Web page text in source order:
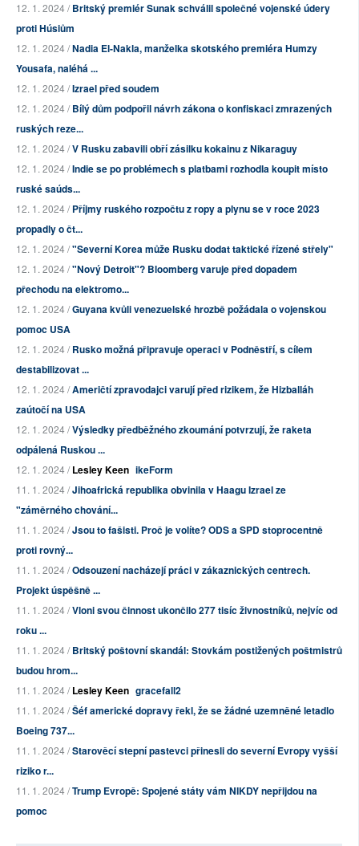
12. 1. 2024 /Britský premiér Sunak schválil společné vojenské údery
proti Húsiům
12. 1. 2024 /Nadia El-Nakla, manželka skotského premiéra Humzy
Yousafa, naléhá ...
12. 1. 2024 /Izrael před soudem
12. 1. 2024 /Bílý dům podpořil návrh zákona o konfiskaci zmrazených
ruských reze...
12. 1. 2024 /V Rusku zabavili obří zásilku kokainu z Nikaraguy
12. 1. 2024 /Indie se po problémech s platbami rozhodla koupit místo
ruské saúds...
12. 1. 2024 /Příjmy ruského rozpočtu z ropy a plynu se v roce 2023
propadly o čt...
12. 1. 2024 /"Severní Korea může Rusku dodat taktické řízené střely"
12. 1. 2024 /"Nový Detroit"? Bloomberg varuje před dopadem
přechodu na elektromo...
12. 1. 2024 /Guyana kvůli venezuelské hrozbě požádala o vojenskou
pomoc USA
12. 1. 2024 /Rusko možná připravuje operaci v Podněstří, s cílem
destabilizovat ...
12. 1. 2024 /Američtí zpravodajci varují před rizikem, že Hizballáh
zaútočí na USA
12. 1. 2024 /Výsledky předběžného zkoumání potvrzují, že raketa
odpálená Ruskou ...
12. 1. 2024 /Lesley Keen ikeForm
11. 1. 2024 /Jihoafrická republika obvinila v Haagu Izrael ze
"záměrného chování...
11. 1. 2024 /Jsou to fašisti. Proč je volíte? ODS a SPD stoprocentně
proti rovný...
11. 1. 2024 /Odsouzení nacházejí práci v zákaznických centrech.
Projekt úspěšně ...
11. 1. 2024 /Vloni svou činnost ukončilo 277 tisíc živnostníků, nejvíc od
roku ...
11. 1. 2024 /Britský poštovní skandál: Stovkám postižených poštmistrů
budou hrom...
11. 1. 2024 /Lesley Keen gracefall2
11. 1. 2024 /Šéf americké dopravy řekl, že se žádné uzemněné letadlo
Boeing 737...
11. 1. 2024 /Starověcí stepní pastevci přinesli do severní Evropy vyšší
riziko r...
11. 1. 2024 /Trump Evropě: Spojené státy vám NIKDY nepřijdou na
pomoc